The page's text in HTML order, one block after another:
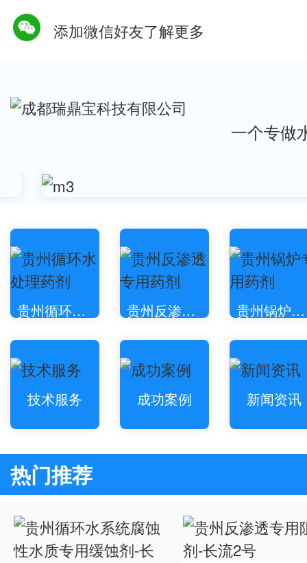
添加微信好友了解更多
一个专做
贵州循环水处理药剂 贵州反渗透专用药剂 贵州锅炉专用药剂
技术服务 成功案例 新闻资讯
热门推荐